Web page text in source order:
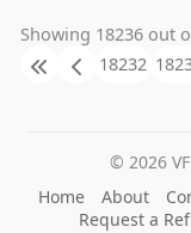
Showing 18236 out
18232
© 2026
Home
About
Request a